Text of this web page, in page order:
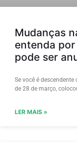
Mudanças
entenda
pode ser
Se você é
de 28 de março,
LER MAIS »